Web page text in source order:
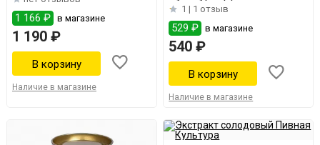
1 166 ₽ в магазине
1 190 ₽
Наличие в магазине
сортов"
1 | 1 отзыв
529 ₽ в магазине
540 ₽
Наличие в магазине